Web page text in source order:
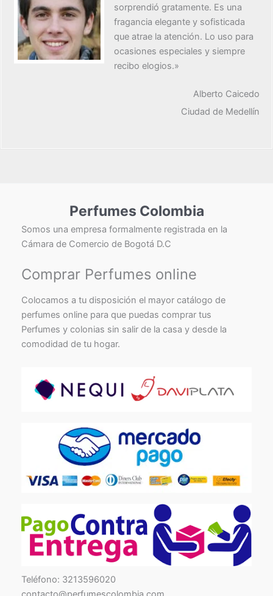
sorprendió gratamente. Es una
fragancia elegante y sofisticada
que atrae la atención. Lo uso para
ocasiones especiales y siempre
recibo elogios.»
Alberto Caicedo
Ciudad de Medellín
Perfumes Colombia
Somos una empresa formalmente registrada en la
Cámara de Comercio de Bogotá D.C
Comprar Perfumes online
Colocamos a tu disposición el mayor catálogo de
perfumes online para que puedas comprar tus
Perfumes y colonias sin salir de la casa y desde la
comodidad de tu hogar.
Teléfono: 3213596020TikTokFacebook
Instagram